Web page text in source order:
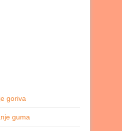
goriva
guma